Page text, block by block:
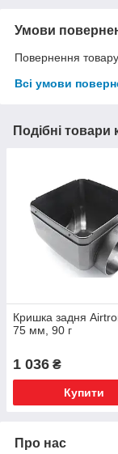
Умови
Повернення
Всі умови
Подібні товари
Кришка задня
75 мм, 90 г
1 036 ₴
Купити
Про нас